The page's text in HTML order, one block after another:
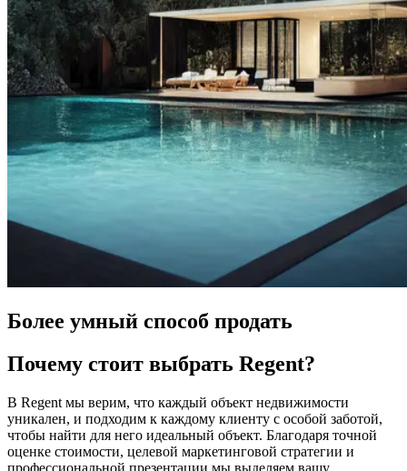
Более умный способ продать
Почему стоит выбрать Regent?
В Regent мы верим, что каждый объект недвижимости
уникален, и подходим к каждому клиенту с особой заботой,
чтобы найти для него идеальный объект. Благодаря точной
оценке стоимости, целевой маркетинговой стратегии и
профессиональной презентации мы выделяем вашу